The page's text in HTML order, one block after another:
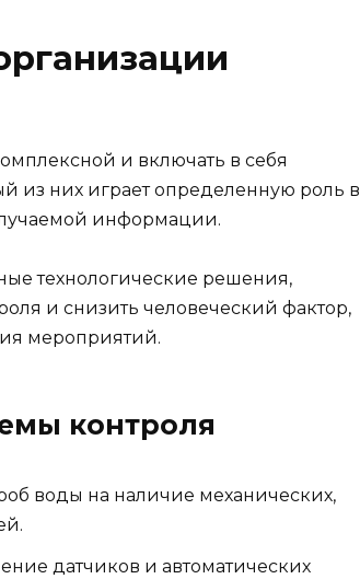
и включать в себя
из них играет определенную роль в
информации.
технологические решения,
и снизить человеческий фактор,
мероприятий.
контроля
воды на наличие механических,
датчиков и автоматических